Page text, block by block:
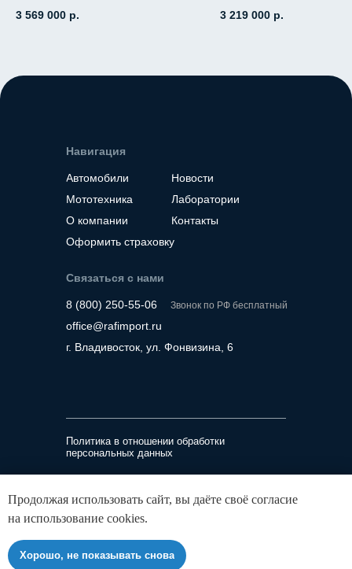
3 569 000 р.
Место нахождение -
3 219 000 р.
©️ 2026 Rafimport. Все права защищены.
Навигация
Автомобили
Мототехника
О компании
Оформить страховку
Новости
Лаборатории
Контакты
Связаться с нами
8 (800) 250-55-06
office@rafimport.ru
г. Владивосток, ул. Фонвизина, 6
ИНН 2536341302, ОГРН 1232500026780
690014, Приморский край, г Владивосток, ул
Политика в отношении обработки
персональных данных
Звонок по РФ бесплатный
Продолжая использовать сайт, вы даёте своё согласие
на использование cookies.
Хорошо, не показывать снова